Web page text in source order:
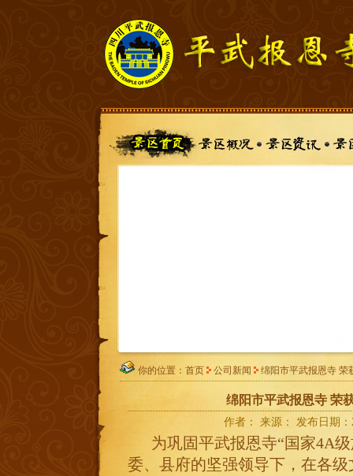
你的位置：首页 公司新闻 绵阳市平武报恩寺 荣
绵阳市平武报恩寺 荣
作者： 来源： 发布日期：
为巩固平武报恩寺“国家4A级
委、县府的坚强领导下，在各